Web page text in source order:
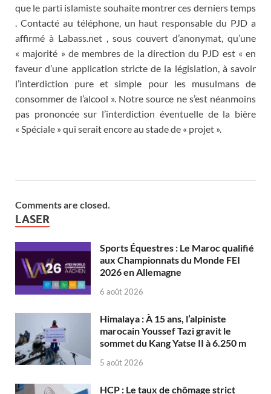
que le parti islamiste souhaite montrer ces derniers temps
. Contacté au téléphone, un haut responsable du PJD a
affirmé à Labass.net , sous couvert d’anonymat, qu’une
« majorité » de membres de la direction du PJD est « en
faveur d’une application stricte de la législation, à savoir
l’interdiction pure et simple pour les musulmans de
consommer de l’alcool ». Notre source ne s’est néanmoins
pas prononcée sur l’interdiction éventuelle de la bière
« Spéciale » qui serait encore au stade de « projet ».
Comments are closed.
LASER
Sports Équestres : Le Maroc qualifié
aux Championnats du Monde FEI
2026 en Allemagne
6 août 2026
Himalaya : À 15 ans, l’alpiniste
marocain Youssef Tazi gravit le
sommet du Kang Yatse II à 6.250 m
5 août 2026
HCP : Le taux de chômage strict